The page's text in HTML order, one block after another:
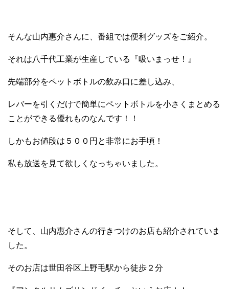
そんな山内惠介さんに、番組では便利グッズをご紹介。
それは八千代工業が生産している『吸いまっせ！』
先端部分をペットボトルの飲み口に差し込み、
レバーを引くだけで簡単にペットボトルを小さくまとめる
ことができる優れものなんです！！
しかもお値段は５００円と非常にお手頃！
私も放送を見て欲しくなっちゃいました。
そして、山内惠介さんの行きつけのお店も紹介されていま
した。
そのお店は世田谷区上野毛駅から徒歩２分